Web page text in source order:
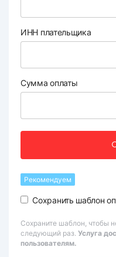
ИНН плательщика
Сумма оплаты
Рекомендуем
Сохранить шаблон
Сохраните шаблон, чтобы
следующий раз. Услуга
пользователям.